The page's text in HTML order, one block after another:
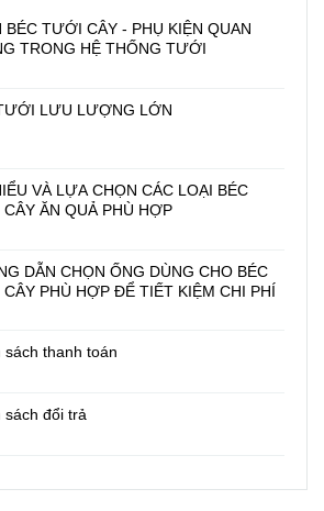
BÉC TƯỚI CÂY - PHỤ KIỆN QUAN
TRONG HỆ THỐNG TƯỚI
LƯU LƯỢNG LỚN
VÀ LỰA CHỌN CÁC LOẠI BÉC
TƯỚI CÂY ĂN QUẢ PHÙ HỢP
DẪN CHỌN ỐNG DÙNG CHO BÉC
PHÙ HỢP ĐỂ TIẾT KIỆM CHI PHÍ
sách thanh toán
sách đổi trả